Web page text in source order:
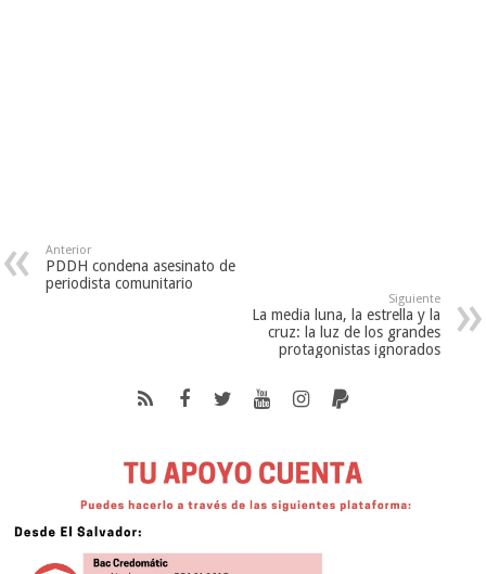
Anterior
PDDH condena asesinato de
periodista comunitario
Siguiente
La media luna, la estrella y la
cruz: la luz de los grandes
protagonistas ignorados